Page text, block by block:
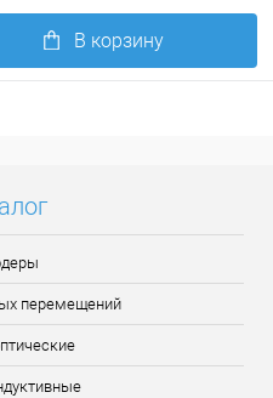
В корзину
перемещений